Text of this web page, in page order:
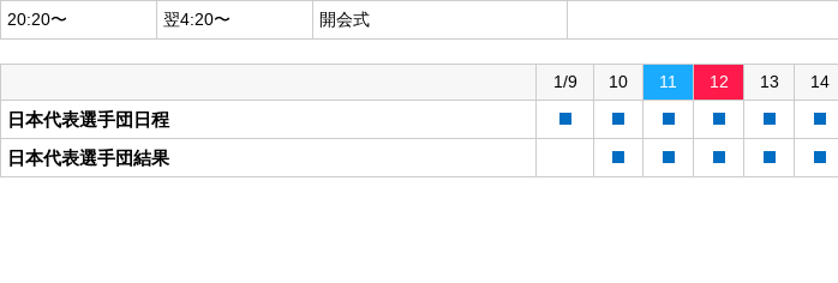
20:20〜 翌4:20〜 開会式
1/9 10 11 12 13 14
日本代表選手団日程
日本代表選手団結果